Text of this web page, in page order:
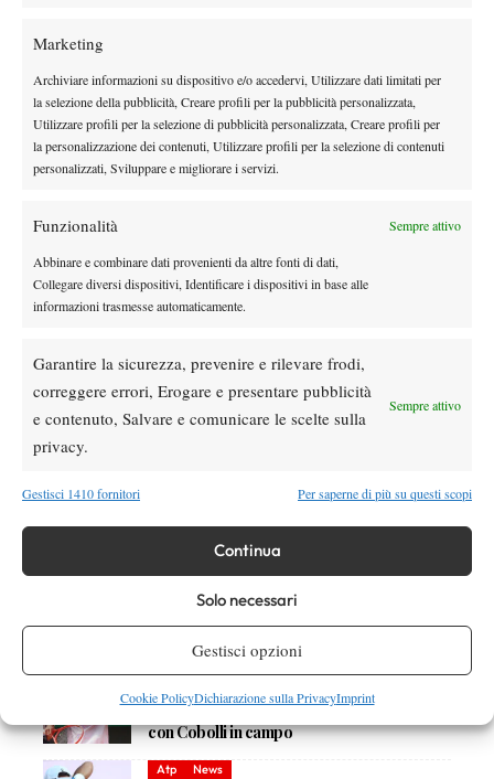
Marketing
Archiviare informazioni su dispositivo e/o accedervi, Utilizzare dati limitati per
la selezione della pubblicità, Creare profili per la pubblicità personalizzata,
Utilizzare profili per la selezione di pubblicità personalizzata, Creare profili per
la personalizzazione dei contenuti, Utilizzare profili per la selezione di contenuti
personalizzati, Sviluppare e migliorare i servizi.
Funzionalità Sempre attivo
Abbinare e combinare dati provenienti da altre fonti di dati,
Collegare diversi dispositivi, Identificare i dispositivi in base alle
informazioni trasmesse automaticamente.
Garantire la sicurezza, prevenire e rilevare frodi,
correggere errori, Erogare e presentare pubblicità
e contenuto, Salvare e comunicare le scelte sulla
privacy.
Sempre attivo
Gestisci 1410 fornitori Per saperne di più su questi scopi
Continua
Solo necessari
Gestisci opzioni
Cookie PolicyDichiarazione sulla PrivacyImprint
folla enorme con lei. È molto buono per il nostro sport
coinvolgere più persone in giro per il mondo. Penso che sia una
stella del nostro sport e sarà una battaglia dura. Spero ci
possano essere anche molti italiani”.
WTA Finals
dall’Arabia Saudita ad Indian Wells. La questione, secondo
Paolini, riguarda la Guerra in Medio Oriente attualmente in atto:
Secondo me la ragione è per quello che è successo in Medio
l’organizzazione è sicuramente buona. Siamo messe male sia in
doppio che in singolo
, però secondo me è un bel posto dove
giocare e credo piaccia più o meno a tutti
DI TENDENZA
News
orari e ordine di gioco di martedì 4 agosto
con Cobolli in campo
Atp News